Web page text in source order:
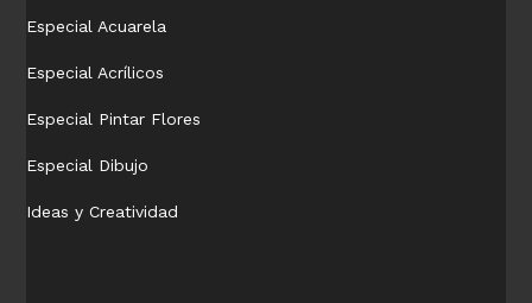
Especial Acuarela
Especial Acrílicos
Especial Pintar Flores
Especial Dibujo
Ideas y Creatividad